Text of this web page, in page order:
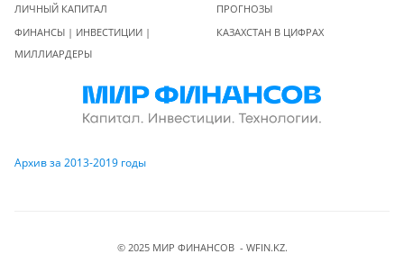
ЛИЧНЫЙ КАПИТАЛ
ФИНАНСЫ | ИНВЕСТИЦИИ |
МИЛЛИАРДЕРЫ
ПРОГНОЗЫ
КАЗАХСТАН В ЦИФРАХ
Архив за 2013-2019 годы
© 2025 МИР ФИНАНСОВ - WFIN.KZ.